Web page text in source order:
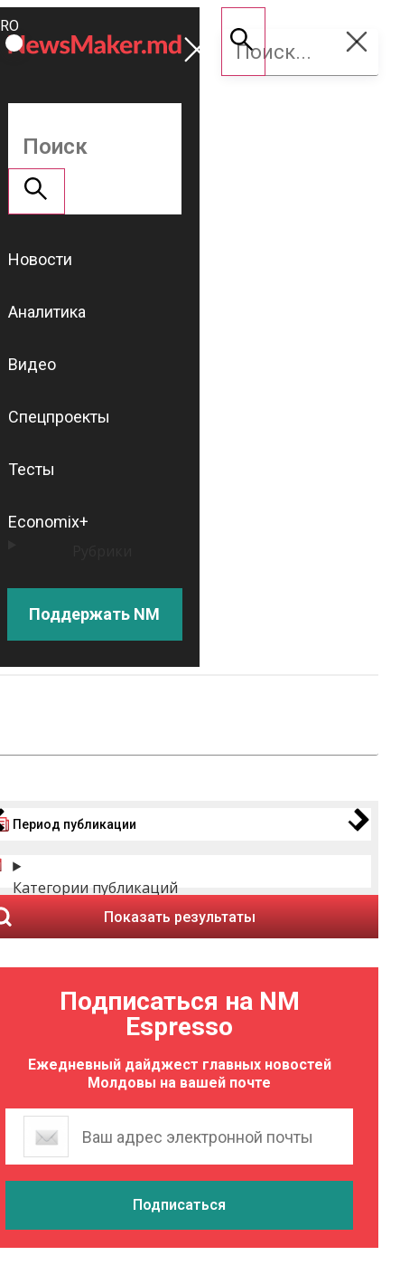
ROMÂNĂ
RU
Поддержать
NM
Новости
Аналитика
Видео
Спецпроекты
Тесты
Economix+
Поддержать NM
Период публикации
Категории публикаций
Показать результаты
Подписаться на NM
Espresso
Ежедневный дайджест главных новостей
Молдовы на вашей почте